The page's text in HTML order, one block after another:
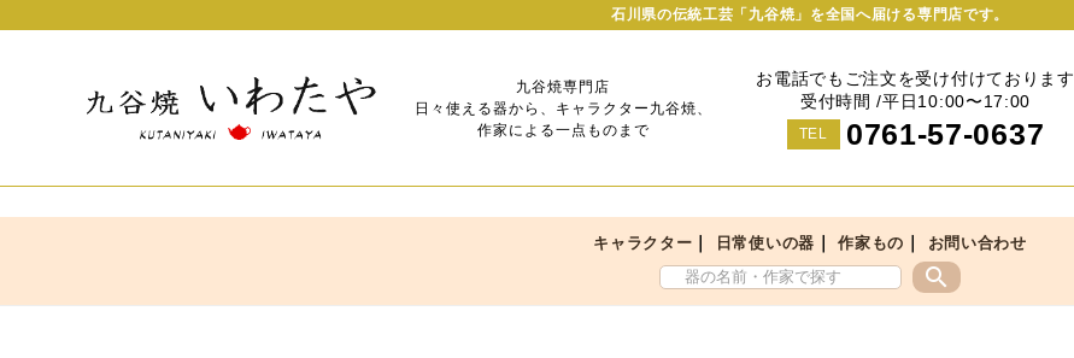
石川県の伝統工芸「九谷焼」を全国へ届ける専門店です。
九谷焼専門店
日々使える器から、キャラクター九谷焼、
作家による一点ものまで
お電話でもご注文を受け付けております
受付時間 /平日10:00〜17:00
TEL 0761-57-0637
キャラクター 日常使いの器 ｜作家もの お問い合わせ
search